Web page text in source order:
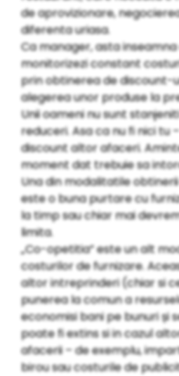
de aprovizionare,
diferenta uriasa.
Ca manager, asta
monitorizezi constant
prin obtinerea de discount-
alegerea unor produse la
Unii oameni nu sunt
reduceri. Asa ca nu fi nici tu
discount altor afaceri.
moment dat trebuie sa
Una din modalitatile
este o buna purtare cu
la timp sau chiar mai
limita.
„Co-opetitia” este un alt
costurilor de furnizare.
altor intreprinderi (chiar si
punerea la comun a
economisi bani pe bunuri și
poate fi extins si in cazul
afacerii – de exemplu,
birou sau costurile de